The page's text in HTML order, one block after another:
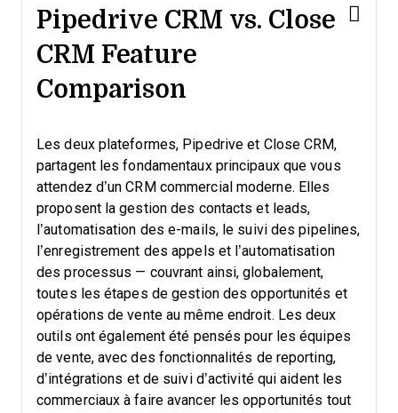
Pipedrive CRM vs. Close
CRM Feature
Comparison
Les deux plateformes, Pipedrive et Close CRM,
partagent les fondamentaux principaux que vous
attendez d’un CRM commercial moderne. Elles
proposent la gestion des contacts et leads,
l’automatisation des e-mails, le suivi des pipelines,
l’enregistrement des appels et l’automatisation
des processus — couvrant ainsi, globalement,
toutes les étapes de gestion des opportunités et
opérations de vente au même endroit. Les deux
outils ont également été pensés pour les équipes
de vente, avec des fonctionnalités de reporting,
d’intégrations et de suivi d’activité qui aident les
commerciaux à faire avancer les opportunités tout